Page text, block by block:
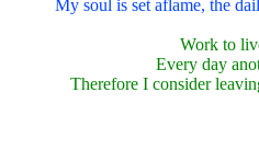
My soul is set aflame, the
Work to
Every day
Therefore I consider